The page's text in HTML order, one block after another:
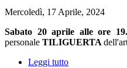
sarda:
patrimonio
da
Mercoledì, 17 Aprile, 2024
Sabato 20 aprile alle ore
personale TILIGUERTA
Leggi tutto